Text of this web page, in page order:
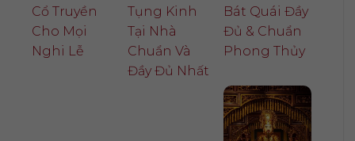
Cổ Truyền
Cho Mọi
Nghi Lễ
Tụng Kinh
Tại Nhà
Chuẩn Và
Đầy Đủ Nhất
Bát Quái Đầy
Đủ & Chuẩn
Phong Thủy